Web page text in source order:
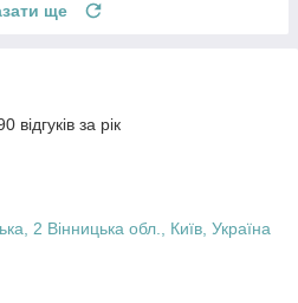
ще
відгуків за рік
2 Вінницька обл., Київ, Україна